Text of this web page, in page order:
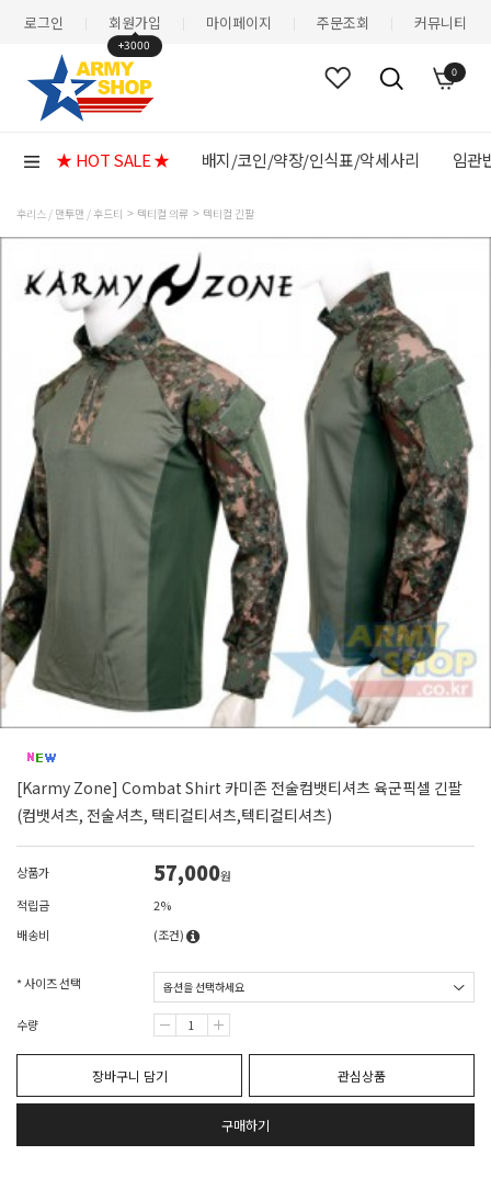
로그인 회원가입
+3000
마이페이지 주문조회 커뮤니티
0
★ HOT SALE ★ 배지/코인/약장/인식표/악세사리 임관
후리스 / 맨투맨 / 후드티 텍티컬 의류 텍티컬 긴팔
[Karmy Zone] Combat Shirt 카미존 전술컴뱃티셔츠 육군픽셀 긴팔
(컴뱃셔츠, 전술셔츠, 택티컬티셔츠,텍티컬티셔츠)
상품가 57,000원
적립금
2%
배송비
(조건)
* 사이즈 선택
수량
장바구니 담기 관심상품
구매하기